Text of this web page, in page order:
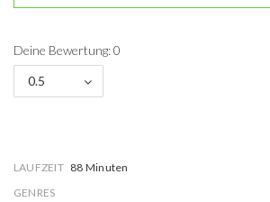
Deine Bewertung: 0
0.5
LAUFZEIT 88 Minuten
GENRES